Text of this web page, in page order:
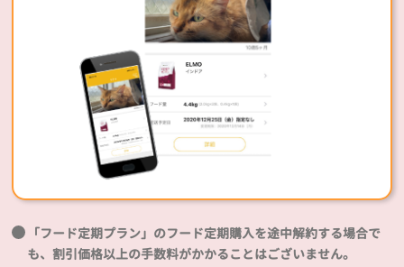
「フード定期プラン」のフード定期購入を途中解約する場合で
も、割引価格以上の手数料がかかることはございません。